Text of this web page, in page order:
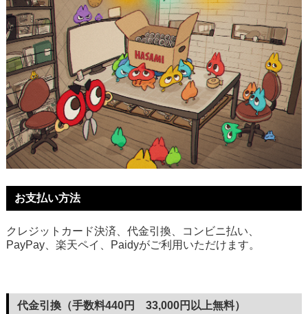
お支払い方法
クレジットカード決済、代金引換、コンビニ払い、
PayPay、楽天ペイ、Paidyがご利用いただけます。
代金引換（手数料440円 33,000円以上無料）